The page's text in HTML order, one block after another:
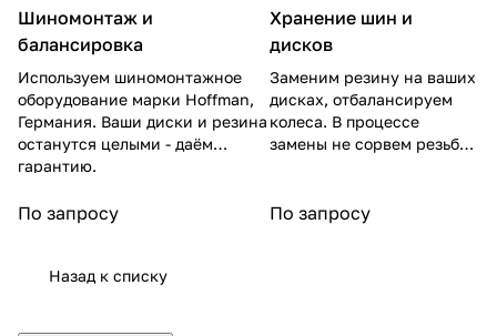
Шиномонтаж и
балансировка
Используем шиномонтажное
оборудование марки Hoffman,
Германия. Ваши диски и резина
останутся целыми - даём
гарантию.
По запросу
Хранение шин и
дисков
Заменим резину на ваших
дисках, отбалансируем
колеса. В процессе
замены не сорвем резьбу
По запросу
Назад к списку